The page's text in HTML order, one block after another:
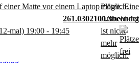
261.0302100.3
mal) 19:00 - 19:45